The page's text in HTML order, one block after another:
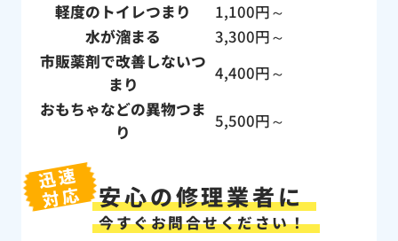
軽度のトイレつまり
1,100円～
水が溜まる
3,300円～
市販薬剤で改善しないつ
まり
4,400円～
おもちゃなどの異物つま
り
5,500円～
迅速
対応 安心の修理業者に
今すぐお問合せください！